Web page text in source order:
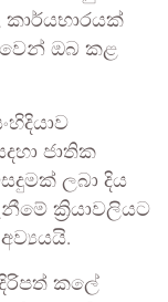
ඔබ කළ
ජාතික
ලබා දිය
ක්‍රියාවලියට
කලේ